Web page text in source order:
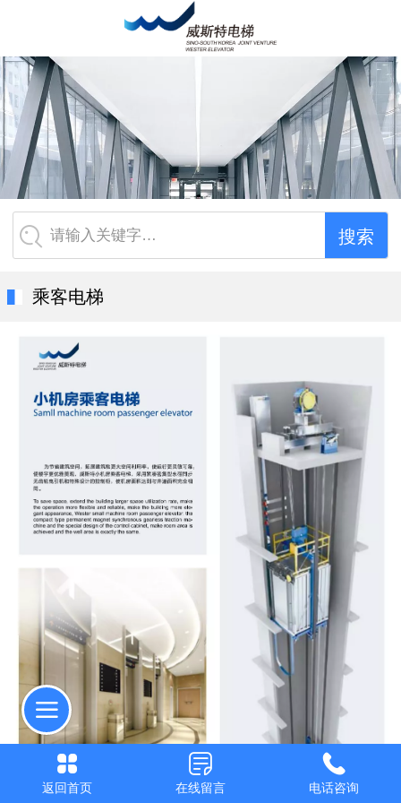
请输入关键字…
乘客电梯
返回首页 在线留言 电话咨询